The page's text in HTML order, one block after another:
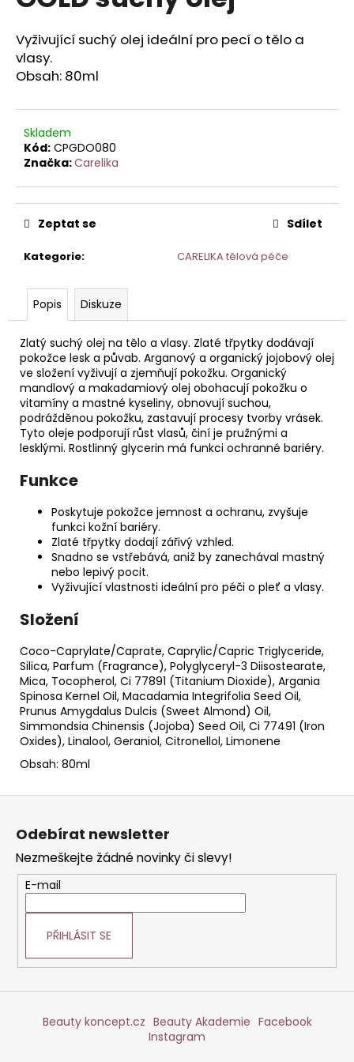
z
5
hvězdiček.
Vyživující suchý olej ideální pro pecí o tělo a
vlasy.
Obsah: 80ml
Skladem
Kód: CPGDO080
Značka:Carelika
Kategorie: CARELIKA tělová péče
Zeptat se Sdílet
Popis Diskuze
Zlatý suchý olej na tělo a vlasy. Zlaté třpytky dodávají
pokožce lesk a půvab. Arganový a organický jojobový olej
ve složení vyživují a zjemňují pokožku. Organický
mandlový a makadamiový olej obohacují pokožku o
vitamíny a mastné kyseliny, obnovují suchou,
podrážděnou pokožku, zastavují procesy tvorby vrásek.
Tyto oleje podporují růst vlasů, činí je pružnými a
lesklými. Rostlinný glycerin má funkci ochranné bariéry.
Funkce
Poskytuje pokožce jemnost a ochranu, zvyšuje
funkci kožní bariéry.
Zlaté třpytky dodají zářivý vzhled.
Snadno se vstřebává, aniž by zanechával mastný
nebo lepivý pocit.
Vyživující vlastnosti ideální pro péči o pleť a vlasy.
Složení
Coco-Caprylate/Caprate, Caprylic/Capric Triglyceride,
Silica, Parfum (Fragrance), Polyglyceryl-3 Diisostearate,
Mica, Tocopherol, Ci 77891 (Titanium Dioxide), Argania
Spinosa Kernel Oil, Macadamia Integrifolia Seed Oil,
Prunus Amygdalus Dulcis (Sweet Almond) Oil,
Simmondsia Chinensis (Jojoba) Seed Oil, Ci 77491 (Iron
Oxides), Linalool, Geraniol, Citronellol, Limonene
Obsah: 80ml
j
í
t
?
HLEDAT
D
r
u
č
u
j
e
m
e
TONIKUM
HYDRATAČNÍM
KOMPLEXEM
Z
Odebírat newsletter
Nezmeškejte žádné novinky či slevy!
E-mail
PŘIHLÁSIT SE
Beauty koncept.cz Beauty Akademie Facebook
Instagram